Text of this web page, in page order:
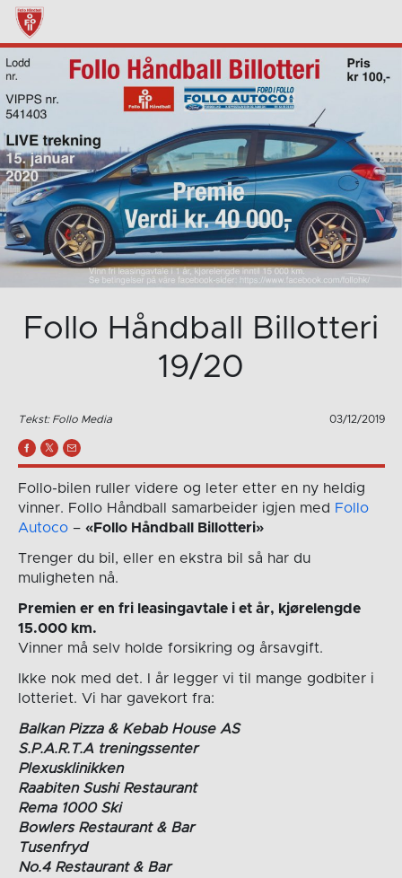
Follo Håndball Billotteri
19/20
Tekst: Follo Media 03/12/2019
Follo-bilen ruller videre og leter etter en ny heldig
vinner. Follo Håndball samarbeider igjen med Follo
Autoco– «Follo Håndball Billotteri»
Trenger du bil, eller en ekstra bil så har du
muligheten nå.
Premien er en fri leasingavtale i et år, kjørelengde
15.000 km.
Vinner må selv holde forsikring og årsavgift.
Ikke nok med det. I år legger vi til mange godbiter i
lotteriet. Vi har gavekort fra:
Balkan Pizza & Kebab House AS
S.P.A.R.T.A treningssenter
Plexusklinikken
Raabiten Sushi Restaurant
Rema 1000 Ski
Bowlers Restaurant & Bar
Tusenfryd
No.4 Restaurant & Bar